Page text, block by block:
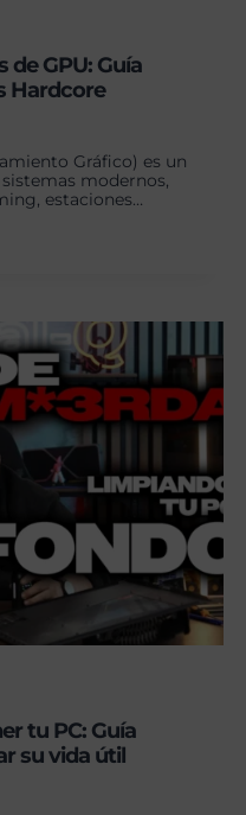
GPU: Guía
Hardcore
Gráfico) es un
modernos,
estaciones…
tu PC: Guía
su vida útil